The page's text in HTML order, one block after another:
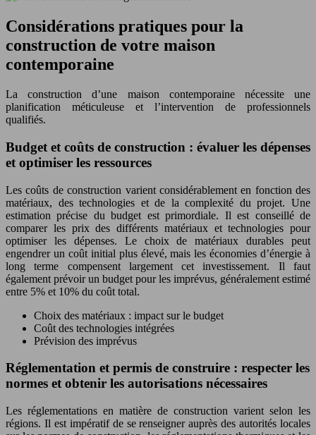
Considérations pratiques pour la
construction de votre maison
contemporaine
La construction d’une maison contemporaine nécessite une
planification méticuleuse et l’intervention de professionnels
qualifiés.
Budget et coûts de construction : évaluer les dépenses
et optimiser les ressources
Les coûts de construction varient considérablement en fonction des
matériaux, des technologies et de la complexité du projet. Une
estimation précise du budget est primordiale. Il est conseillé de
comparer les prix des différents matériaux et technologies pour
optimiser les dépenses. Le choix de matériaux durables peut
engendrer un coût initial plus élevé, mais les économies d’énergie à
long terme compensent largement cet investissement. Il faut
également prévoir un budget pour les imprévus, généralement estimé
entre 5% et 10% du coût total.
Choix des matériaux : impact sur le budget
Coût des technologies intégrées
Prévision des imprévus
Réglementation et permis de construire : respecter les
normes et obtenir les autorisations nécessaires
Les réglementations en matière de construction varient selon les
régions. Il est impératif de se renseigner auprès des autorités locales